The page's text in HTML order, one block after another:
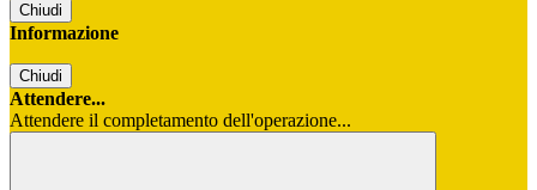
Chiudi
Informazione
Chiudi
Attendere...
Attendere il completamento dell'operazione...